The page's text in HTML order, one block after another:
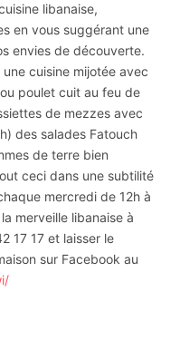
libanaise,
en vous suggérant une
envies de découverte.
cuisine mijotée avec
poulet cuit au feu de
de mezzes avec
des salades Fatouch
de terre bien
ceci dans une subtilité
mercredi de 12h à
merveille libanaise à
17 17 et laisser le
sur Facebook au